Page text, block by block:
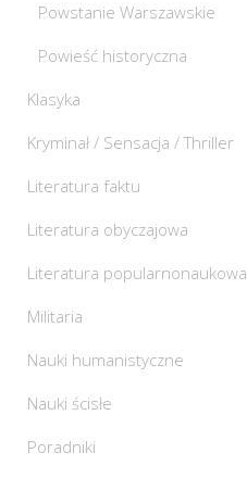
Powstanie Warszawskie
Powieść historyczna
Klasyka
Kryminał / Sensacja / Thriller
Literatura faktu
Literatura obyczajowa
Literatura popularnonaukowa
Militaria
Nauki humanistyczne
Nauki ścisłe
Poradniki